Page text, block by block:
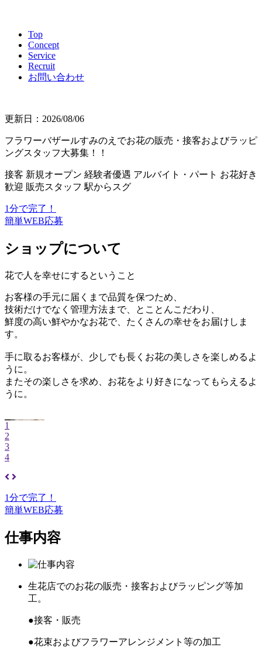
Top
Concept
Service
Recruit
お問い合わせ
更新日：2026/08/06
フラワーバザールすみのえでお花の販売・接客およびラッピ
ングスタッフ大募集！！
接客 新規オープン 経験者優遇 アルバイト・パート お花好き
歓迎 販売スタッフ 駅からスグ
1分で完了！
簡単WEB応募
ショップについて
花で人を幸せにするということ
お客様の手元に届くまで品質を保つため、
技術だけでなく管理方法まで、とことんこだわり、
鮮度の高い鮮やかなお花で、たくさんの幸せをお届けしま
す。
手に取るお客様が、少しでも長くお花の美しさを楽しめるよ
うに。
またその楽しさを求め、お花をより好きになってもらえるよ
うに。
1
2
3
4
1分で完了！
簡単WEB応募
仕事内容
生花店でのお花の販売・接客およびラッピング等加
工。
●接客・販売
●花束およびフラワーアレンジメント等の加工